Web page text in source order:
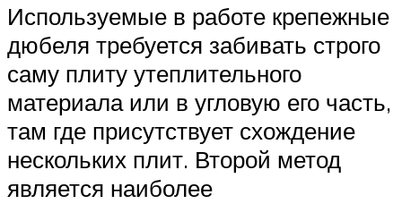
Используемые в работе крепежные
дюбеля требуется забивать строго
саму плиту утеплительного
материала или в угловую его часть,
там где присутствует схождение
нескольких плит. Второй метод
является наиболее